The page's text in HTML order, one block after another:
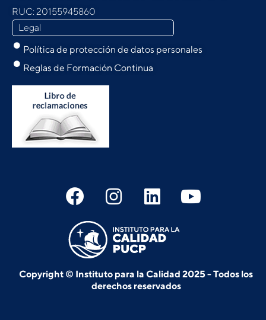
RUC: 20155945860
Legal
Política de protección de datos personales
Reglas de Formación Continua
Copyright © Instituto para la Calidad 2025 - Todos los
derechos reservados